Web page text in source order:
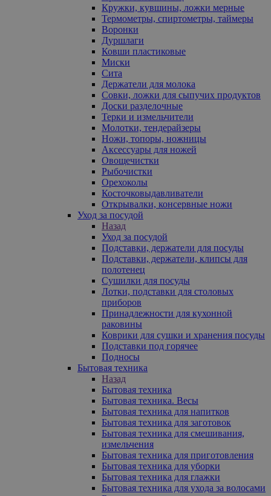
Кружки, кувшины, ложки мерные
Термометры, спиртометры, таймеры
Воронки
Дуршлаги
Ковши пластиковые
Миски
Сита
Держатели для молока
Совки, ложки для сыпучих продуктов
Доски разделочные
Терки и измельчители
Молотки, тендерайзеры
Ножи, топоры, ножницы
Аксессуары для ножей
Овощечистки
Рыбочистки
Орехоколы
Косточковыдавливатели
Открывалки, консервные ножи
Уход за посудой
Назад
Уход за посудой
Подставки, держатели для посуды
Подставки, держатели, клипсы для
полотенец
Сушилки для посуды
Лотки, подставки для столовых
приборов
Принадлежности для кухонной
раковины
Коврики для сушки и хранения посуды
Подставки под горячее
Подносы
Бытовая техника
Назад
Бытовая техника
Бытовая техника. Весы
Бытовая техника для напитков
Бытовая техника для заготовок
Бытовая техника для смешивания,
измельчения
Бытовая техника для приготовления
Бытовая техника для уборки
Бытовая техника для глажки
Бытовая техника для ухода за волосами